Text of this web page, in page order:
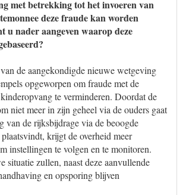
met betrekking tot het invoeren van
deze fraude kan worden
u nader aangeven waarop deze
de aangekondigde nieuwe wetgeving
opgeworpen om fraude met de
te verminderen. Doordat de
niet meer in zijn geheel via de ouders gaat
van de rijksbijdrage via de beoogde
krijgt de overheid meer
instellingen te volgen en te monitoren.
situatie zullen, naast deze aanvullende
en opsporing blijven